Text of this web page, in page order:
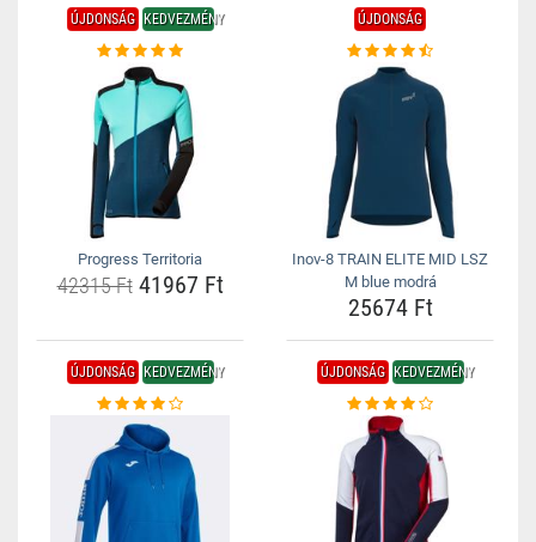
ÚJDONSÁG KEDVEZMÉNY
Progress Territoria
42315 Ft41967 Ft
ÚJDONSÁG
Inov-8 TRAIN ELITE MID LSZ
M blue modrá
25674 Ft
ÚJDONSÁG KEDVEZMÉNY ÚJDONSÁG KEDVEZMÉNY